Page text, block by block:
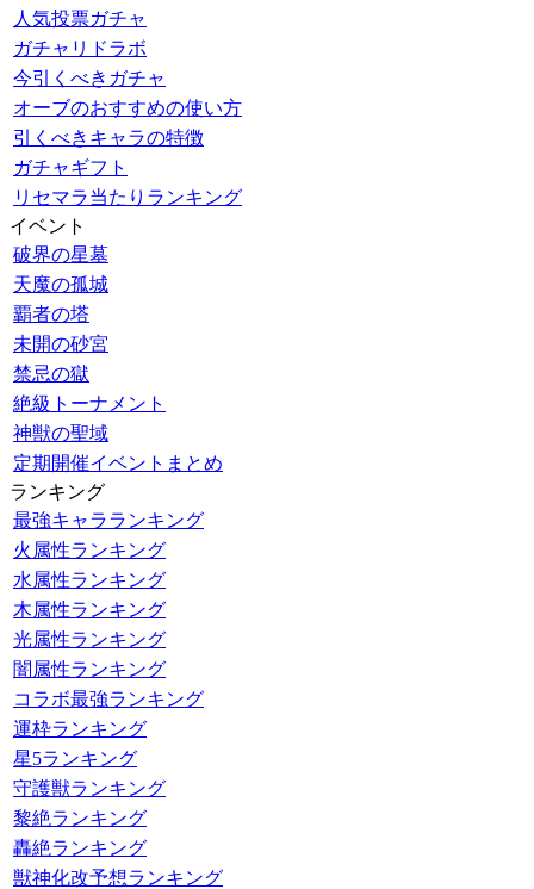
人気投票ガチャ
ガチャリドラボ
今引くべきガチャ
オーブのおすすめの使い方
引くべきキャラの特徴
ガチャギフト
リセマラ当たりランキング
イベント
破界の星墓
天魔の孤城
覇者の塔
未開の砂宮
禁忌の獄
絶級トーナメント
神獣の聖域
定期開催イベントまとめ
ランキング
最強キャラランキング
火属性ランキング
水属性ランキング
木属性ランキング
光属性ランキング
闇属性ランキング
コラボ最強ランキング
運枠ランキング
星5ランキング
守護獣ランキング
黎絶ランキング
轟絶ランキング
獣神化改予想ランキング